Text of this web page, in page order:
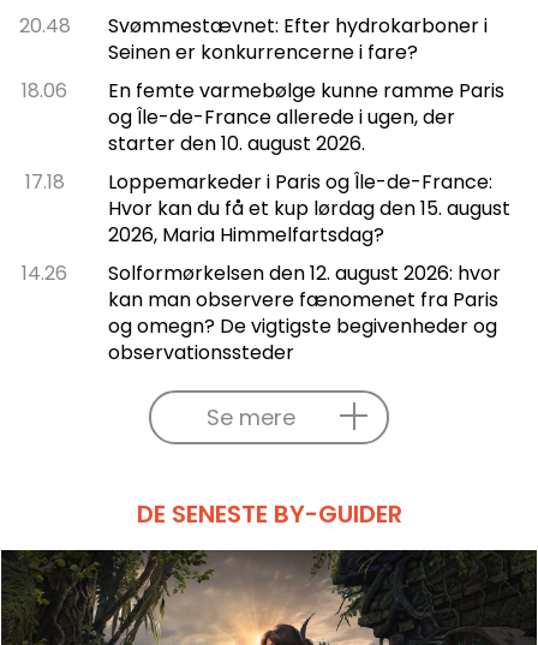
20.48
Svømmestævnet: Efter hydrokarboner i
Seinen er konkurrencerne i fare?
18.06
En femte varmebølge kunne ramme Paris
og Île-de-France allerede i ugen, der
starter den 10. august 2026.
17.18
Loppemarkeder i Paris og Île-de-France:
Hvor kan du få et kup lørdag den 15. august
2026, Maria Himmelfartsdag?
14.26
Solformørkelsen den 12. august 2026: hvor
kan man observere fænomenet fra Paris
og omegn? De vigtigste begivenheder og
observationssteder
Se mere
DE SENESTE BY-GUIDER